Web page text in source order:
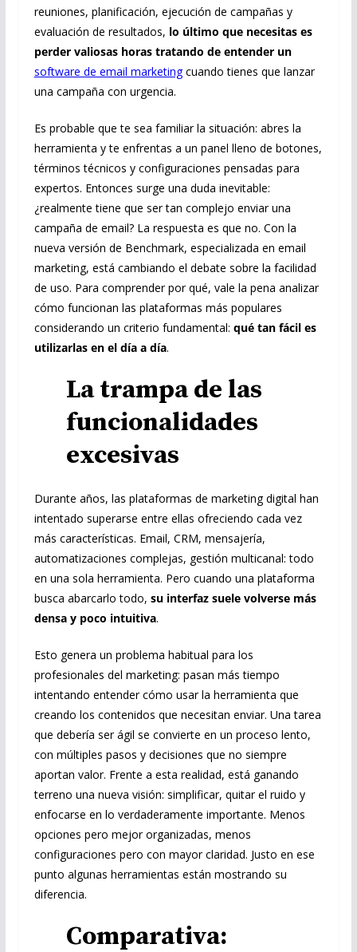
reuniones, planificación, ejecución de campañas y
evaluación de resultados, lo último que necesitas es
perder valiosas horas tratando de entender un
software de email marketingcuando tienes que lanzar
una campaña con urgencia.
Es probable que te sea familiar la situación: abres la
herramienta y te enfrentas a un panel lleno de botones,
términos técnicos y configuraciones pensadas para
expertos. Entonces surge una duda inevitable:
¿realmente tiene que ser tan complejo enviar una
campaña de email? La respuesta es que no. Con la
nueva versión de Benchmark, especializada en email
marketing, está cambiando el debate sobre la facilidad
de uso. Para comprender por qué, vale la pena analizar
cómo funcionan las plataformas más populares
considerando un criterio fundamental: qué tan fácil es
utilizarlas en el día a día.
La trampa de las
funcionalidades
excesivas
Durante años, las plataformas de marketing digital han
intentado superarse entre ellas ofreciendo cada vez
más características. Email, CRM, mensajería,
automatizaciones complejas, gestión multicanal: todo
en una sola herramienta. Pero cuando una plataforma
busca abarcarlo todo, su interfaz suele volverse más
densa y poco intuitiva.
Esto genera un problema habitual para los
profesionales del marketing: pasan más tiempo
intentando entender cómo usar la herramienta que
creando los contenidos que necesitan enviar. Una tarea
que debería ser ágil se convierte en un proceso lento,
con múltiples pasos y decisiones que no siempre
aportan valor. Frente a esta realidad, está ganando
terreno una nueva visión: simplificar, quitar el ruido y
enfocarse en lo verdaderamente importante. Menos
opciones pero mejor organizadas, menos
configuraciones pero con mayor claridad. Justo en ese
punto algunas herramientas están mostrando su
diferencia.
Comparativa: